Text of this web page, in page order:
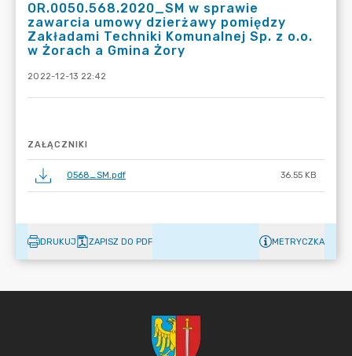
OR.0050.568.2020_SM w sprawie
zawarcia umowy dzierżawy pomiędzy
Zakładami Techniki Komunalnej Sp. z o.o.
w Żorach a Gmina Żory
2022-12-13 22:42
ZAŁĄCZNIKI
0568_SM.pdf 36.55 KB
DRUKUJ ZAPISZ DO PDF METRYCZKA